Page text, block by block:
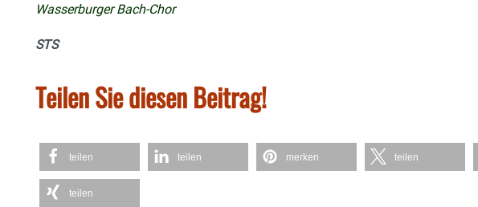
Wasserburger Bach-Chor
STS
Teilen Sie diesen Beitrag!
teilen teilen merken teilen
teilen